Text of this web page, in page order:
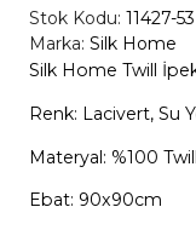
Stok Kodu: 11427-53
Marka: Silk Home
Silk Home Twill
Renk: Lacivert, Su
Materyal: %100
Ebat: 90x90cm